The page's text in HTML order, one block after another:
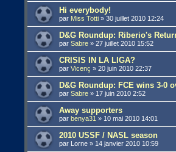
Hi everybody!
par Miss Totti »30 juillet 2010 12:24
D&G Roundup: Riberio's
parSabre »27 juillet 2010 15:52
CRISIS IN LA LIGA?
parVicenç »20 juin 2010 22:37
D&G Roundup: FCE wins 3-0
parSabre » 17 juin 2010 2:52
Away supporters
parbenya31 » 10 mai 2010 14:01
2010 USSF / NASL season
par Lorne » 14 janvier 2010 10:59